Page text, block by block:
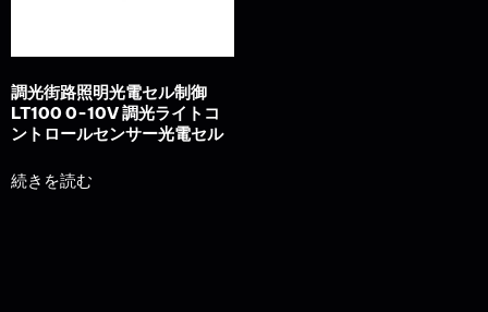
調光街路照明光電セル制御
LT100 0-10V 調光ライトコ
ントロールセンサー光電セル
続きを読む